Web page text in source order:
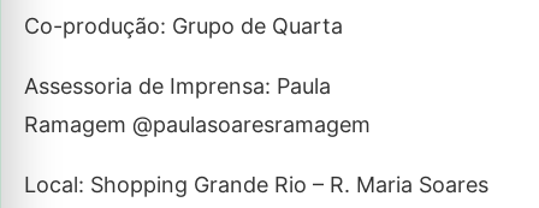
Co-produção: Grupo de Quarta
Assessoria de Imprensa: Paula
Ramagem @paulasoaresramagem
Local: Shopping Grande Rio – R. Maria Soares